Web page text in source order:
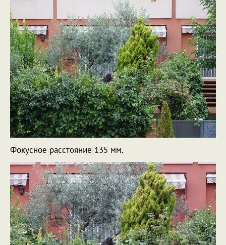
Фокусное расстояние 135 мм.